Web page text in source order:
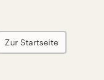
Zur Startseite